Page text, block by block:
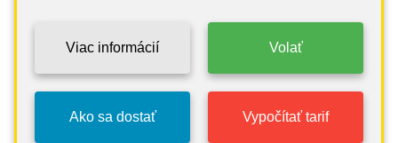
Viac informácií Volať
Ako sa dostať Vypočítať tarif